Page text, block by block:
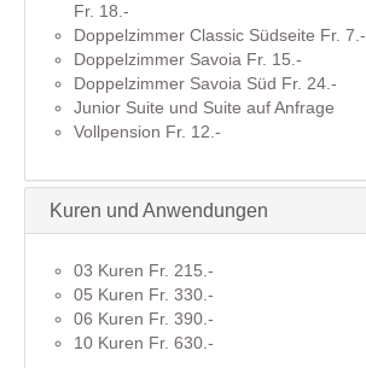
Fr. 18.-
Doppelzimmer Classic Südseite Fr. 7.-
Doppelzimmer Savoia Fr. 15.-
Doppelzimmer Savoia Süd Fr. 24.-
Junior Suite und Suite auf Anfrage
Vollpension Fr. 12.-
Kuren und Anwendungen
03 Kuren Fr. 215.-
05 Kuren Fr. 330.-
06 Kuren Fr. 390.-
10 Kuren Fr. 630.-